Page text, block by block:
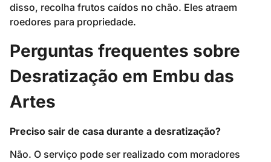
disso, recolha frutos caídos no chão. Eles atraem
roedores para propriedade.
Perguntas frequentes sobre
Desratização em Embu das
Artes
Preciso sair de casa durante a desratização?
Não. O serviço pode ser realizado com moradores